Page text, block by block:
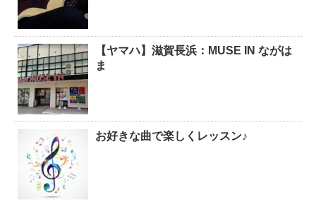
【ヤマハ】滋賀長浜：MUSE IN ながは
ま
お好きな曲で楽しくレッスン♪